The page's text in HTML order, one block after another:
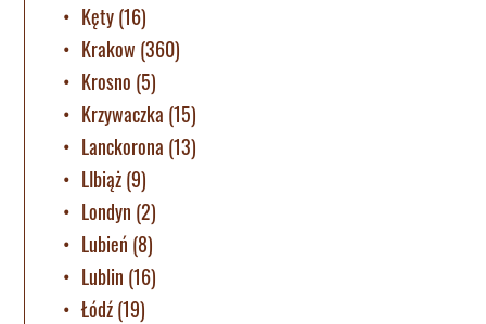
Kęty(16)
Krakow (360)
Krosno (5)
Krzywaczka (15)
Lanckorona (13)
LIbiąż(9)
Londyn (2)
Lubień (8)
Lublin (16)
Łódź(19)